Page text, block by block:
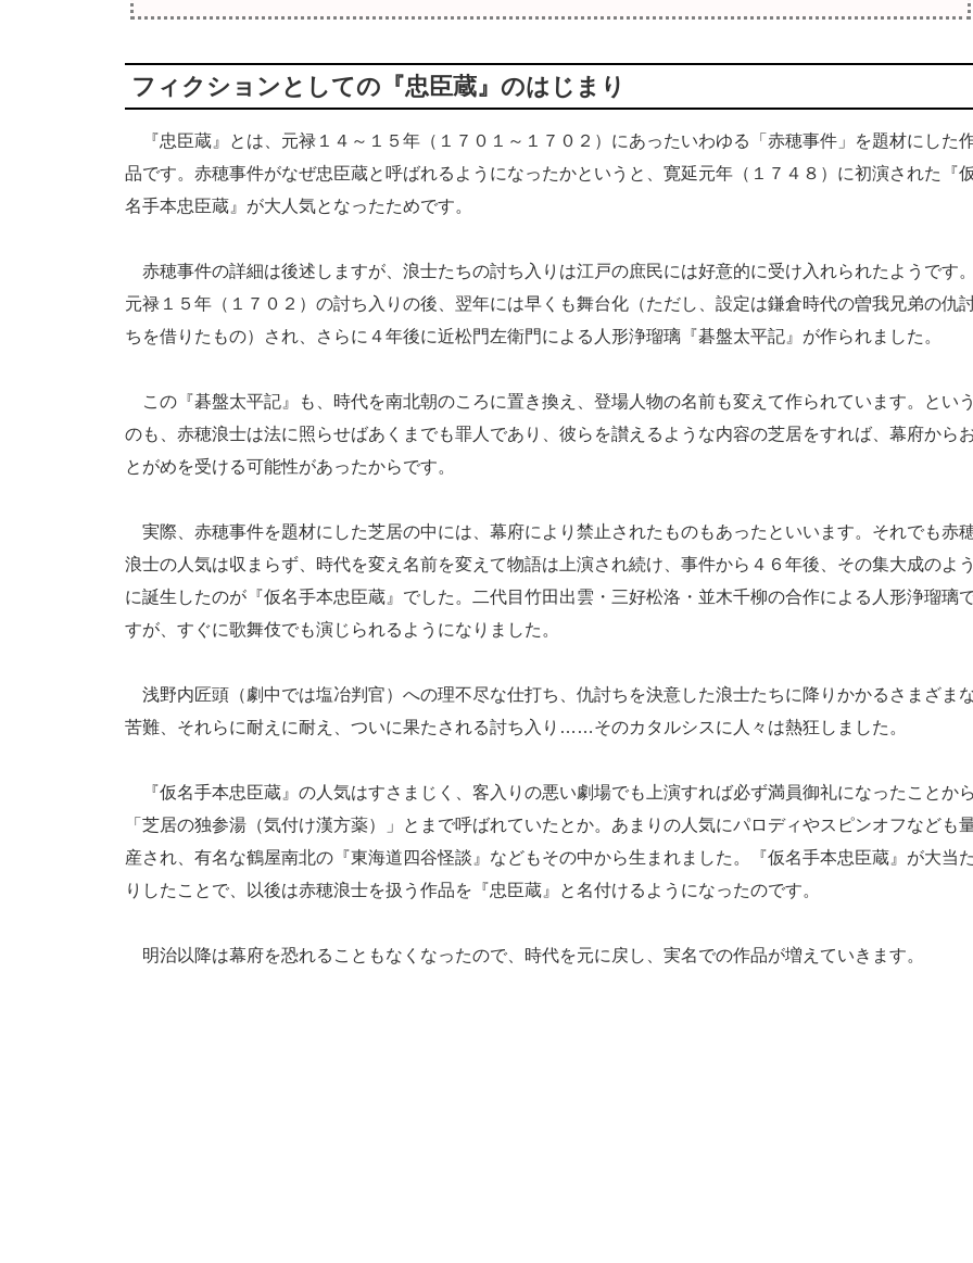
フィクションとしての『忠臣蔵』のはじまり
『忠臣蔵』とは、元禄１４～１５年（１７０１～１７０２）にあったいわゆる「赤穂事件」を題材にした
品です。赤穂事件がなぜ忠臣蔵と呼ばれるようになったかというと、寛延元年（１７４８）に初演された『
名手本忠臣蔵』が大人気となったためです。
赤穂事件の詳細は後述しますが、浪士たちの討ち入りは江戸の庶民には好意的に受け入れられたようです。
元禄１５年（１７０２）の討ち入りの後、翌年には早くも舞台化（ただし、設定は鎌倉時代の曽我兄弟の仇
ちを借りたもの）され、さらに４年後に近松門左衛門による人形浄瑠璃『碁盤太平記』が作られました。
この『碁盤太平記』も、時代を南北朝のころに置き換え、登場人物の名前も変えて作られています。という
のも、赤穂浪士は法に照らせばあくまでも罪人であり、彼らを讃えるような内容の芝居をすれば、幕府から
とがめを受ける可能性があったからです。
実際、赤穂事件を題材にした芝居の中には、幕府により禁止されたものもあったといいます。それでも赤
浪士の人気は収まらず、時代を変え名前を変えて物語は上演され続け、事件から４６年後、その集大成のよう
に誕生したのが『仮名手本忠臣蔵』でした。二代目竹田出雲・三好松洛・並木千柳の合作による人形浄瑠璃
すが、すぐに歌舞伎でも演じられるようになりました。
浅野内匠頭（劇中では塩冶判官）への理不尽な仕打ち、仇討ちを決意した浪士たちに降りかかるさまざま
苦難、それらに耐えに耐え、ついに果たされる討ち入り……そのカタルシスに人々は熱狂しました。
『仮名手本忠臣蔵』の人気はすさまじく、客入りの悪い劇場でも上演すれば必ず満員御礼になったことから
「芝居の独参湯（気付け漢方薬）」とまで呼ばれていたとか。あまりの人気にパロディやスピンオフなども
産され、有名な鶴屋南北の『東海道四谷怪談』などもその中から生まれました。『仮名手本忠臣蔵』が大当た
りしたことで、以後は赤穂浪士を扱う作品を『忠臣蔵』と名付けるようになったのです。
明治以降は幕府を恐れることもなくなったので、時代を元に戻し、実名での作品が増えていきます。